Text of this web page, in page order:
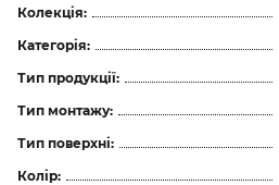
Колекція:
Категорія:
Тип продукції:
Тип монтажу:
Тип поверхні:
Колір: